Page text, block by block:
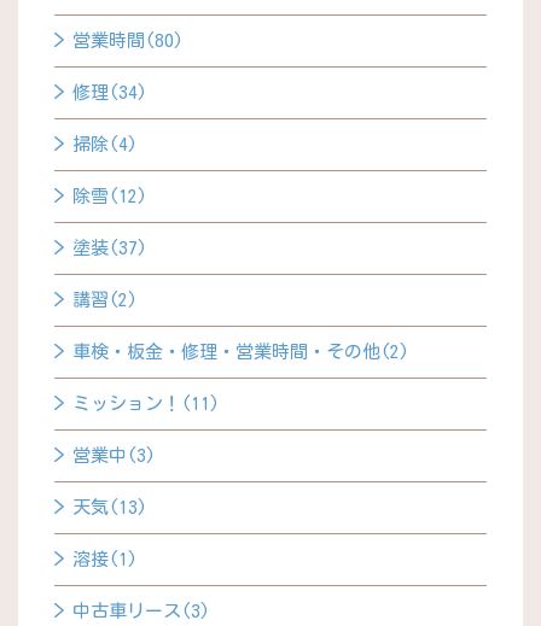
営業時間(80)
修理(34)
掃除(4)
除雪(12)
塗装(37)
講習(2)
車検・板金・修理・営業時間・その他(2)
ミッション！(11)
営業中(3)
天気(13)
溶接(1)
中古車リース(3)